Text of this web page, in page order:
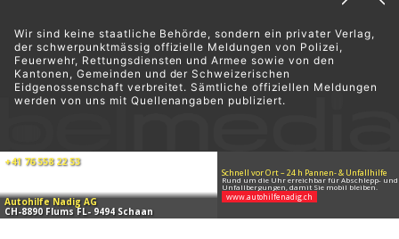
Wir sind keine staatliche Behörde, sondern ein privater Verlag,
der schwerpunktmässig offizielle Meldungen von Polizei,
Feuerwehr, Rettungsdiensten und Armee sowie von den
Kantonen, Gemeinden und der Schweizerischen
Eidgenossenschaft verbreitet. Sämtliche offiziellen Meldungen
werden von uns mit Quellenangaben publiziert.